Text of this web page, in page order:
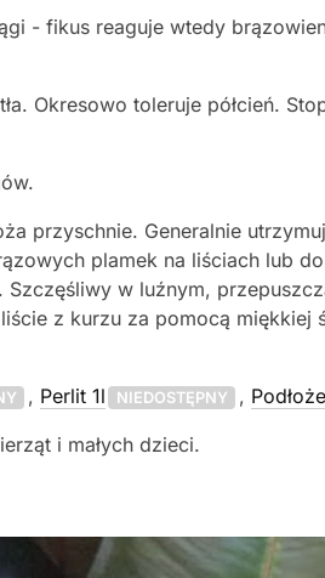
- fikus reaguje wtedy
Okresowo toleruje półcień.
przyschnie. Generalnie
plamek na liściach lub
w luźnym,
z kurzu za pomocą miękkiej
, Perlit 1l NIEDOSTĘPNY ,
i małych dzieci.